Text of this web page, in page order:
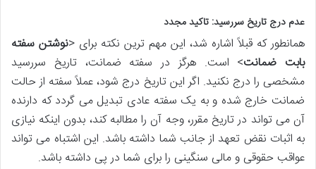
عدم درج تاریخ سررسید: تاکید مجدد
همانطور که قبلاً اشاره شد، این مهم ترین نکته برای <نوشتن سفته
بابت ضمانت> است. هرگز در سفته ضمانت، تاریخ سررسید
مشخصی را درج نکنید. اگر این تاریخ درج شود، عملاً سفته از حالت
ضمانت خارج شده و به یک سفته عادی تبدیل می گردد که دارنده
آن می تواند در تاریخ مقرر، وجه آن را مطالبه کند، بدون اینکه نیازی
به اثبات نقض تعهد از جانب شما داشته باشد. این اشتباه می تواند
عواقب حقوقی و مالی سنگینی را برای شما در پی داشته باشد.